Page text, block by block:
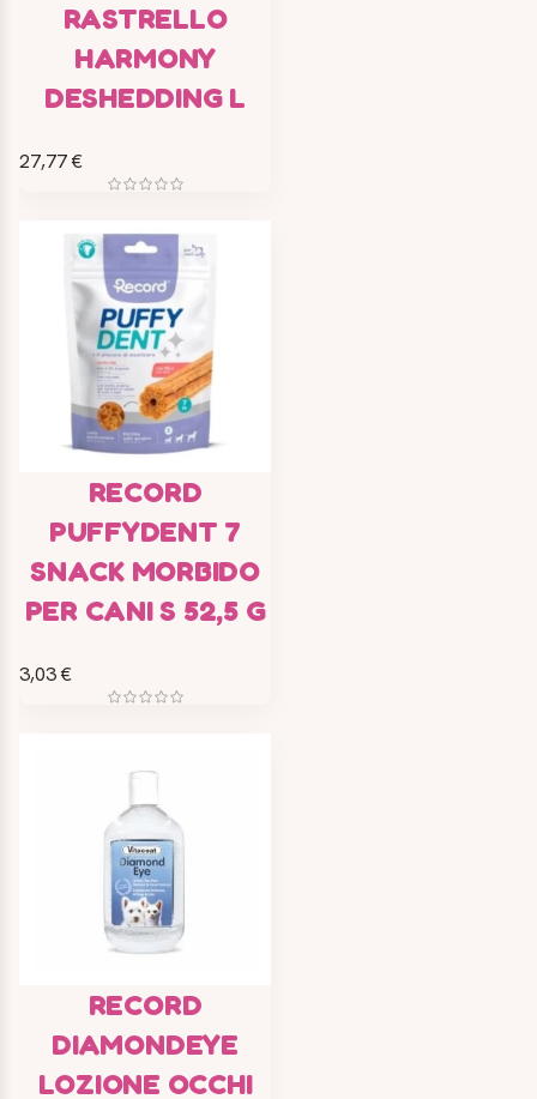
RASTRELLO
HARMONY
DESHEDDING L
27,77 €
RECORD
PUFFYDENT 7
SNACK MORBIDO
PER CANI S 52,5 G
3,03 €
RECORD
DIAMONDEYE
LOZIONE OCCHI